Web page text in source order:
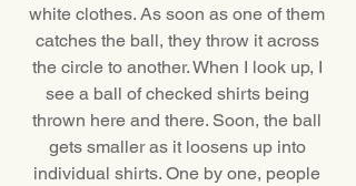
white clothes. As soon as one of them
catches the ball, they throw it across
the circle to another. When I look up, I
see a ball of checked shirts being
thrown here and there. Soon, the ball
gets smaller as it loosens up into
individual shirts. One by one, people